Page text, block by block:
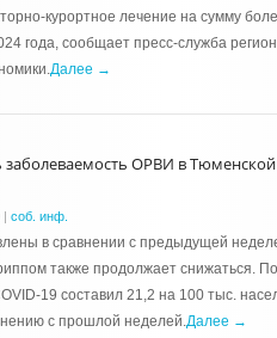
курортное лечение на сумму
года, сообщает пресс-служба
Далее →
заболеваемость ОРВИ в Тюменской
| соб. инф.
в сравнении с предыдущей
также продолжает снижаться.
19 составил 21,2 на 100 тыс.
с прошлой неделей.Далее →